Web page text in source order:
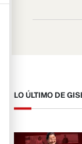
LO ÚLTIMO DE